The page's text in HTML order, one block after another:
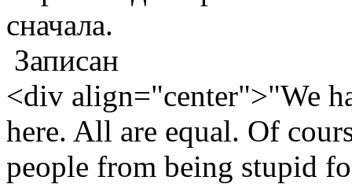
сначала.
Записан
<div align="center">"We
here. All are equal. Of
people from being stupid